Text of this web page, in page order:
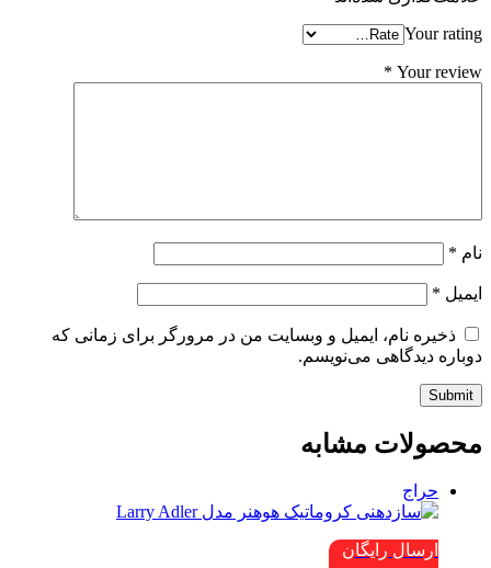
Your rating
Your review
*
نام *
ایمیل *
ذخیره نام، ایمیل و وبسایت من در مرورگر برای زمانی که
دوباره دیدگاهی می‌نویسم.
Submit
محصولات مشابه
حراج
ارسال رایگان